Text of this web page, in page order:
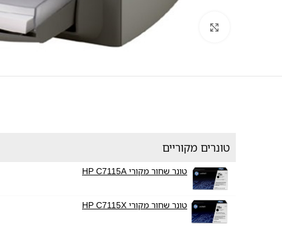
לחץ להגדלה
טונרים מקוריים
טונר שחור מקורי HP C7115A
טונר שחור מקורי HP C7115X